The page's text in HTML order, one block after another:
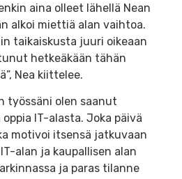
aina olleet lähellä Nean
alkoi miettiä alan vaihtoa.
taikaiskusta juuri oikeaan
hetkeäkään tähän
Nea kiittelee.
työssäni olen saanut
IT-alasta. Joka päivä
motivoi itsensä jatkuvaan
alan ja kaupallisen alan
ja paras tilanne